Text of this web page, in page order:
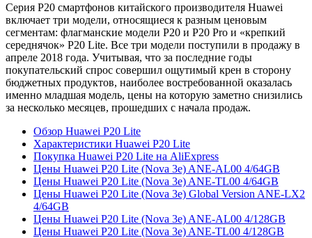
Серия P20 смартфонов китайского производителя Huawei
включает три модели, относящиеся к разным ценовым
сегментам: флагманские модели P20 и P20 Pro и «крепкий
середнячок» P20 Lite. Все три модели поступили в продажу в
апреле 2018 года. Учитывая, что за последние годы
покупательский спрос совершил ощутимый крен в сторону
бюджетных продуктов, наиболее востребованной оказалась
именно младшая модель, цены на которую заметно снизились
за несколько месяцев, прошедших с начала продаж.
Обзор Huawei P20 Lite
Характеристики Huawei P20 Lite
Покупка Huawei P20 Lite на AliExpress
Цены Huawei P20 Lite (Nova 3e) ANE-AL00 4/64GB
Цены Huawei P20 Lite (Nova 3e) ANE-TL00 4/64GB
Цены Huawei P20 Lite (Nova 3e) Global Version ANE-LX2
4/64GB
Цены Huawei P20 Lite (Nova 3e) ANE-AL00 4/128GB
Цены Huawei P20 Lite (Nova 3e) ANE-TL00 4/128GB